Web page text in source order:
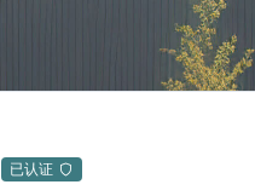
已认证